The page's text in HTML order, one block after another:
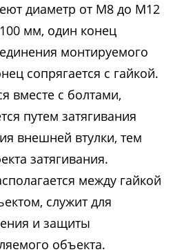
диаметр от М8 до М12
мм, один конец
монтируемого
сопрягается с гайкой.
вместе с болтами,
путем затягивания
внешней втулки, тем
затягивания.
между гайкой
служит для
и защиты
объекта.